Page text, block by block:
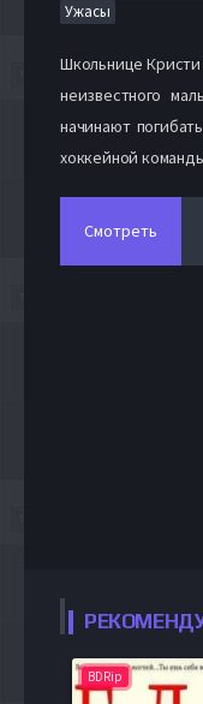
Ужасы
Школьнице Кристи
неизвестного
начинают
хоккейной
Смотреть
BDRip